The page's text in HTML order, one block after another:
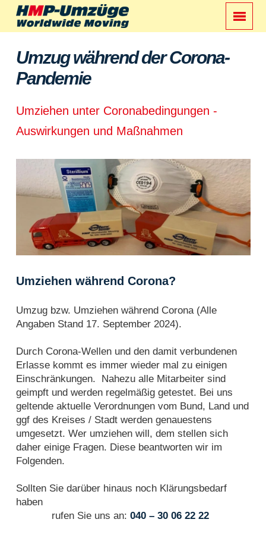
Umzug während der Corona-
Pandemie
Umziehen unter Coronabedingungen -
Auswirkungen und Maßnahmen
Umziehen während Corona?
Umzug bzw. Umziehen während Corona (Alle
Angaben Stand 17. September 2024).
Durch Corona-Wellen und den damit verbundenen
Erlasse kommt es immer wieder mal zu einigen
Einschränkungen. Nahezu alle Mitarbeiter sind
geimpft und werden regelmäßig getestet. Bei uns
geltende aktuelle Verordnungen vom Bund, Land und
ggf des Kreises / Stadt werden genauestens
umgesetzt. Wer umziehen will, dem stellen sich
daher einige Fragen. Diese beantworten wir im
Folgenden.
Sollten Sie darüber hinaus noch Klärungsbedarf
haben
rufen Sie uns an: 040 – 30 06 22 22